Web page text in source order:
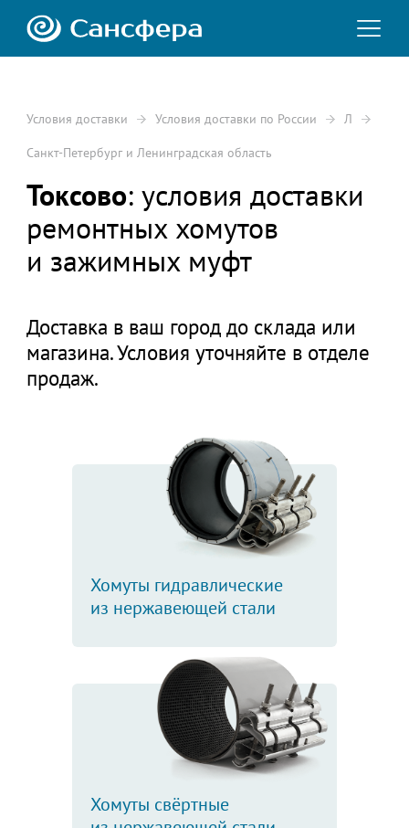
Условия доставки Условия доставки по России Л
Санкт-Петербург и Ленинградская область
Токсово: условия доставки
ремонтных хомутов
и зажимных муфт
Доставка в ваш город до склада или
магазина. Условия уточняйте в отделе
продаж.
Хомуты гидравлические
из нержавеющей стали
Хомуты свёртные